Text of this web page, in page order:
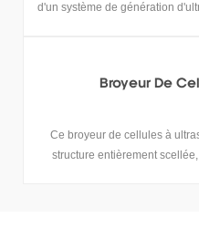
d'un système de génération
Broyeur De
Ce broyeur de cellules à
structure entièrement